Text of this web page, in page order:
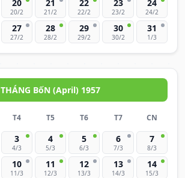
20
20/2
21
21/2
22
22/2
23
23/2
24
24/2
27
27/2
28
28/2
29
29/2
30
30/2
31
1/3
THÁNG BốN (April) 1957
T4 T5 T6 T7 CN
3
4/3
4
5/3
5
6/3
6
7/3
7
8/3
10
11/3
11
12/3
12
13/3
13
14/3
14
15/3